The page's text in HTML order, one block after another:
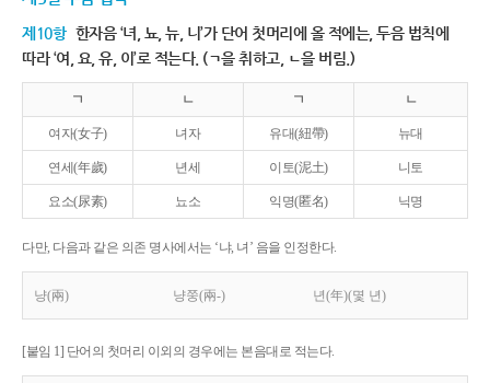
제10항 한자음 ‘녀, 뇨, 뉴, 니’가 단어 첫머리에 올 적에는, 두음 법칙에
따라 ‘여, 요, 유, 이’로 적는다. (ㄱ을 취하고, ㄴ을 버림.)
ㄱ ㄴ ㄱ ㄴ
여자(女子) 녀자 유대(紐帶) 뉴대
연세(年歲) 년세 이토(泥土) 니토
요소(尿素) 뇨소 익명(匿名) 닉명
다만, 다음과 같은 의존 명사에서는 ‘냐, 녀’ 음을 인정한다.
냥(兩) 냥쭝(兩-) 년(年)(몇 년)
[붙임 1] 단어의 첫머리 이외의 경우에는 본음대로 적는다.